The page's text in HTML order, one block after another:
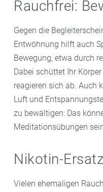
Rauchfrei:
Gegen die
Entwöhnung hilft auch
Bewegung, etwa durch
Dabei schüttet Ihr
reagieren sich ab. Auch
Luft und
zu bewältigen: Das
Meditationsübungen
Nikotin-
Vielen ehemaligen